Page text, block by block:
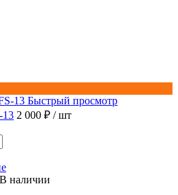
Быстрый просмотр
13 2 000 ₽ / шт
В наличии